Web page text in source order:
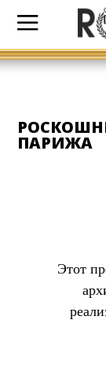
ПАРИЖА
Этот